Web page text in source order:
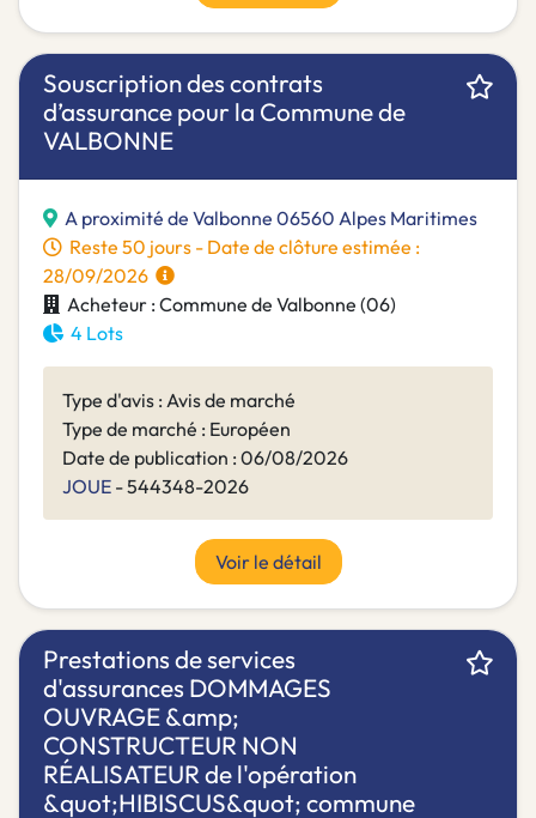
Souscription des contrats
d’assurance pour la Commune de
VALBONNE
A proximité de Valbonne 06560 Alpes Maritimes
Reste 50 jours - Date de clôture estimée :
28/09/2026
Acheteur : Commune de Valbonne (06)
4 Lots
Type d'avis : Avis de marché
Type de marché : Européen
Date de publication : 06/08/2026
JOUE - 544348-2026
Voir le détail
Prestations de services
d'assurances DOMMAGES
OUVRAGE &amp;
CONSTRUCTEUR NON
RÉALISATEUR de l'opération
&quot;HIBISCUS&quot; commune